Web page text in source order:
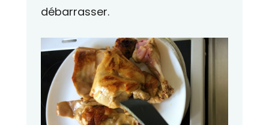
débarrasser.